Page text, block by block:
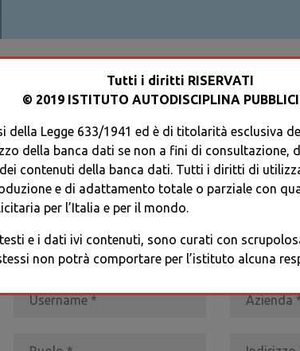
ACCEDI AL TUO PROFILO
REGISTRATI * I CAMPI CONTRASSEGNATI SONO
Tutti i diritti RISERVATI
© 2019 ISTITUTO AUTODISCIPLINA
della Legge 633/1941 ed è di titolarità esclusiva
della banca dati se non a fini di consultazione,
contenuti della banca dati. Tutti i diritti di
e di adattamento totale o parziale con
per l’Italia e per il mondo.
e i dati ivi contenuti, sono curati con
non potrà comportare per l’istituto alcuna